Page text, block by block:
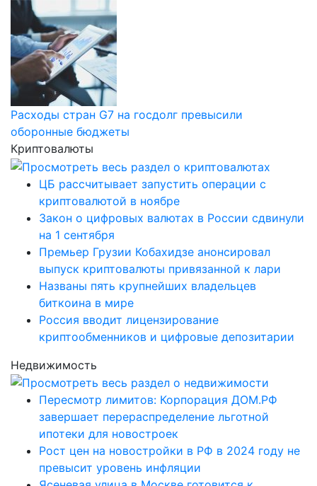
Расходы стран G7 на госдолг превысили
оборонные бюджеты
Криптовалюты
ЦБ рассчитывает запустить операции с
криптовалютой в ноябре
Закон о цифровых валютах в России сдвинули
на 1 сентября
Премьер Грузии Кобахидзе анонсировал
выпуск криптовалюты привязанной к лари
Названы пять крупнейших владельцев
биткоина в мире
Россия вводит лицензирование
криптообменников и цифровые депозитарии
Недвижимость
Пересмотр лимитов: Корпорация ДОМ.РФ
завершает перераспределение льготной
ипотеки для новостроек
Рост цен на новостройки в РФ в 2024 году не
превысит уровень инфляции